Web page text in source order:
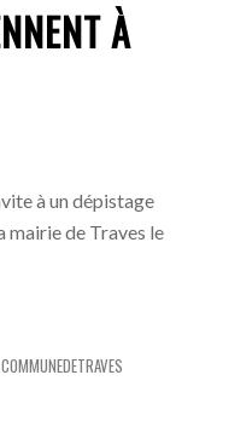
À
à un dépistage
mairie de Traves le
COMMUNEDETRAVES